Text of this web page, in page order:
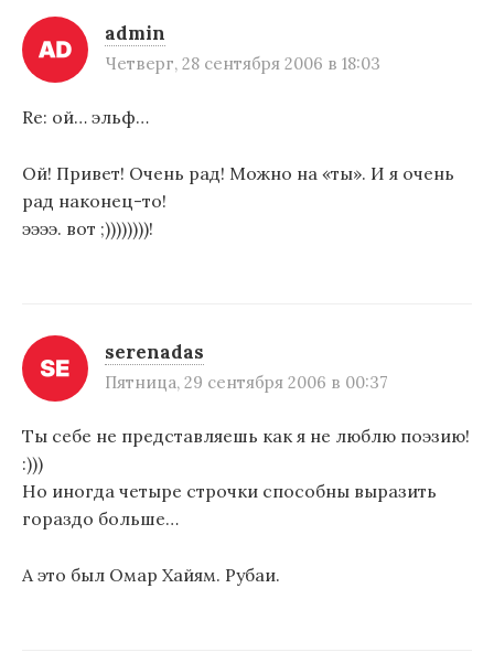
admin
Четверг, 28 сентября 2006 в 18:03
Re: ой… эльф…
Ой! Привет! Очень рад! Можно на «ты». И я очень
рад наконец-то!
ээээ. вот ;))))))))!
serenadas
Пятница, 29 сентября 2006 в 00:37
Ты себе не представляешь как я не люблю поэзию!
:)))
Но иногда четыре строчки способны выразить
гораздо больше…
А это был Омар Хайям. Рубаи.